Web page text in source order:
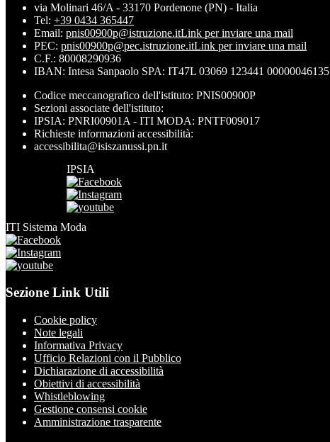
via Molinari 46/A - 33170 Pordenone (PN) - Italia
Tel: +39 0434 365447
Email: pnis00900p@istruzione.itLink per inviare una mail
PEC: pnis00900p@pec.istruzione.itLink per inviare una mail
C.F.: 80008290936
IBAN: Intesa Sanpaolo SPA: IT47L 03069 123441 00000046135
Codice meccanografico dell'istituto: PNIS00900P
Sezioni associate dell'istituto:
IPSIA: PNRI00901A - ITI MODA: PNTF009017
Richieste informazioni accessibilità:
accessibilita@isiszanussi.pn.it
IPSIA
ITI Sistema Moda
Sezione Link Utili
Cookie policy
Note legali
Informativa Privacy
Ufficio Relazioni con il Pubblico
Dichiarazione di accessibilità
Obiettivi di accessibilità
Whistleblowing
Gestione consensi cookie
Amministrazione trasparente